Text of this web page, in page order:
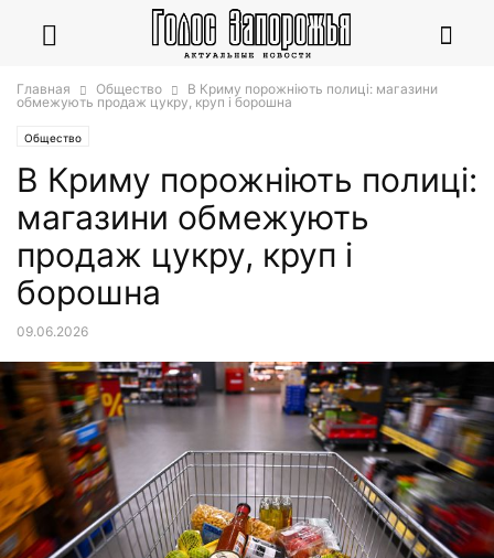
Главная Общество
В Криму порожніють полиці: магазини
обмежують продаж цукру, круп і борошна
Общество
В Криму порожніють полиці:
магазини обмежують
продаж цукру, круп і
борошна
09.06.2026